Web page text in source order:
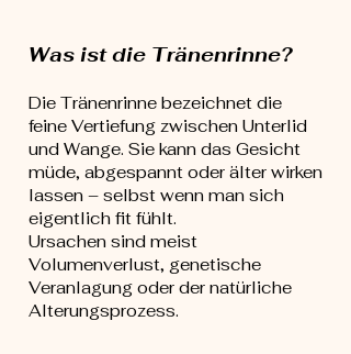
Was ist die Tränenrinne?
Die Tränenrinne bezeichnet die
feine Vertiefung zwischen Unterlid
und Wange. Sie kann das Gesicht
müde, abgespannt oder älter wirken
lassen – selbst wenn man sich
eigentlich fit fühlt.
Ursachen sind meist
Volumenverlust, genetische
Veranlagung oder der natürliche
Alterungsprozess.